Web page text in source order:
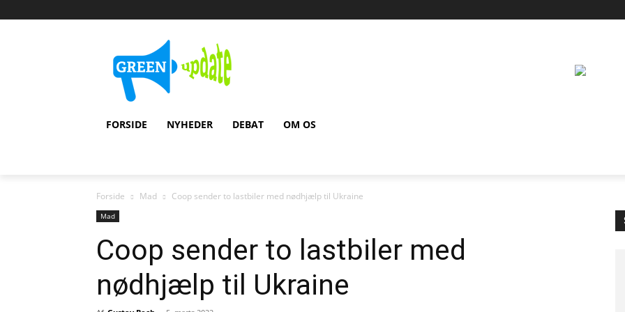
FORSIDE NYHEDER DEBAT OM OS
Forside Mad Coop sender to lastbiler med nødhjælp til Ukraine
Mad
Coop sender to lastbiler med
nødhjælp til Ukraine